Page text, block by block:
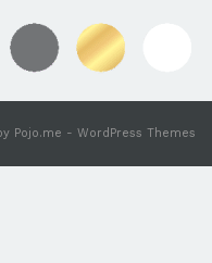
Pojo.me - WordPress Themes